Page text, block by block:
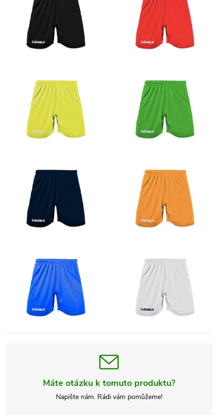
Máte otázku k tomuto produktu?
Napište nám. Rádi vám pomůžeme!